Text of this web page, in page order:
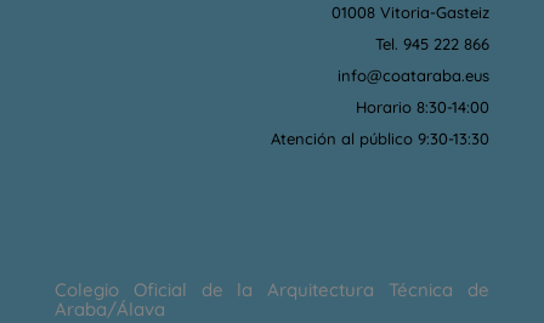
01008 Vitoria-Gasteiz
Tel. 945 222 866
info@coataraba.eus
Horario 8:30-14:00
Atención al público 9:30-13:30
Colegio Oficial de la Arquitectura Técnica de
Araba/Álava